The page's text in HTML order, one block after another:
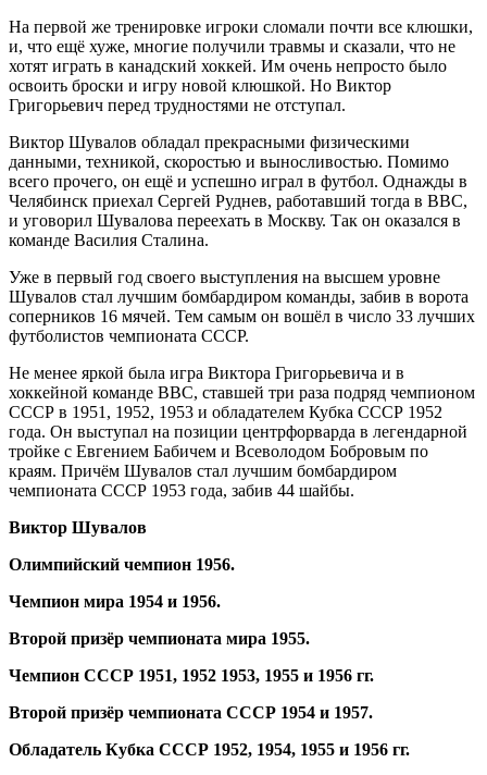
На первой же тренировке игроки сломали почти все клюшки,
и, что ещё хуже, многие получили травмы и сказали, что не
хотят играть в канадский хоккей. Им очень непросто было
освоить броски и игру новой клюшкой. Но Виктор
Григорьевич перед трудностями не отступал.
Виктор Шувалов обладал прекрасными физическими
данными, техникой, скоростью и выносливостью. Помимо
всего прочего, он ещё и успешно играл в футбол. Однажды в
Челябинск приехал Сергей Руднев, работавший тогда в ВВС,
и уговорил Шувалова переехать в Москву. Так он оказался в
команде Василия Сталина.
Уже в первый год своего выступления на высшем уровне
Шувалов стал лучшим бомбардиром команды, забив в ворота
соперников 16 мячей. Тем самым он вошёл в число 33 лучших
футболистов чемпионата СССР.
Не менее яркой была игра Виктора Григорьевича и в
хоккейной команде ВВС, ставшей три раза подряд чемпионом
СССР в 1951, 1952, 1953 и обладателем Кубка СССР 1952
года. Он выступал на позиции центрфорварда в легендарной
тройке с Евгением Бабичем и Всеволодом Бобровым по
краям. Причём Шувалов стал лучшим бомбардиром
чемпионата СССР 1953 года, забив 44 шайбы.
Виктор Шувалов
Олимпийский чемпион 1956.
Чемпион мира 1954 и 1956.
Второй призёр чемпионата мира 1955.
Чемпион СССР 1951, 1952 1953, 1955 и 1956 гг.
Второй призёр чемпионата СССР 1954 и 1957.
Обладатель Кубка СССР 1952, 1954, 1955 и 1956 гг.